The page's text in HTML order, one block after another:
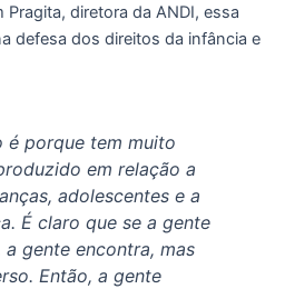
diretora da ANDI, essa
defesa dos direitos da infância e
é porque tem muito
em relação a
adolescentes e a
É claro que se a gente
gente encontra, mas
Então, a gente